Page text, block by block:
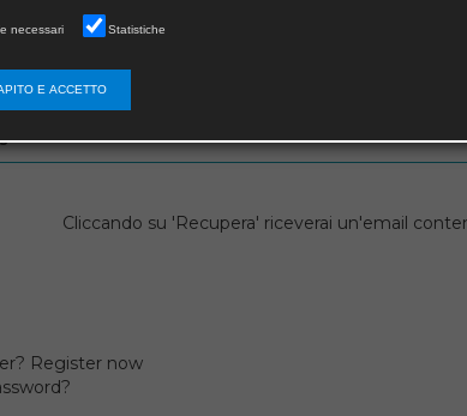
email che hai fornito in fase di registrazione
Cliccando su 'Recupera' riceverai un'email
Register now
necessari Statistiche
E ACCETTO